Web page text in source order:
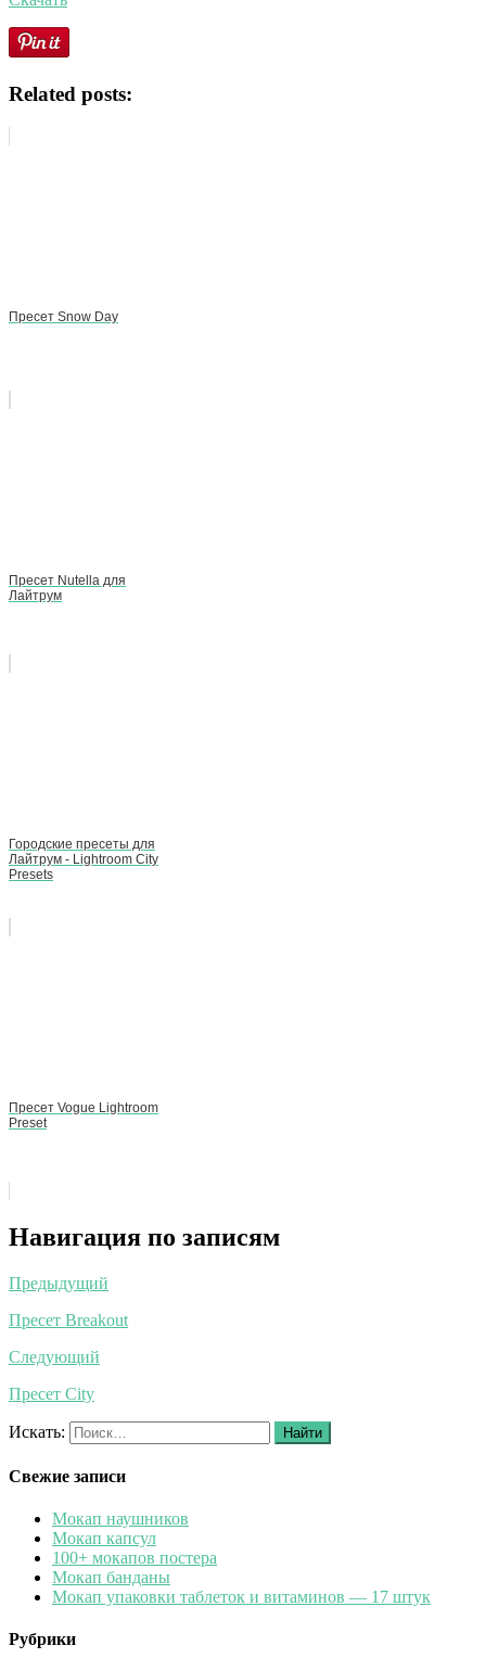
Related posts:
Пресет Snow Day
Пресет Nutella для
Лайтрум
Городские пресеты для
Лайтрум - Lightroom City
Presets
Пресет Vogue Lightroom
Preset
Навигация по записям
Предыдущий
Пресет Breakout
Следующий
Пресет City
Искать: Найти
Свежие записи
Мокап наушников
Мокап капсул
100+ мокапов постера
Мокап банданы
Мокап упаковки таблеток и витаминов — 17 штук
Рубрики